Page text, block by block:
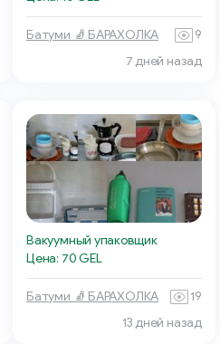
Батуми 🧦 БАРАХОЛКА
9
7 дней назад
Вакуумный упаковщик
Цена: 70 GEL
Батуми 🧦 БАРАХОЛКА
19
13 дней назад